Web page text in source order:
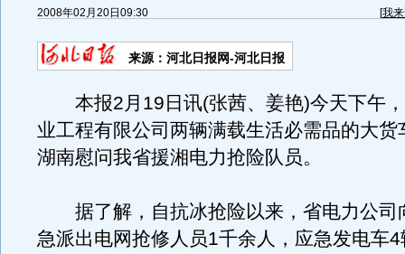
2008年02月20日09:30 [我
来源：河北日报网-河北日报
本报2月19日讯(张茜、姜艳)今天下午，
业工程有限公司两辆满载生活必需品的大货
湖南慰问我省援湘电力抢险队员。
据了解，自抗冰抢险以来，省电力公司
急派出电网抢修人员1千余人，应急发电车